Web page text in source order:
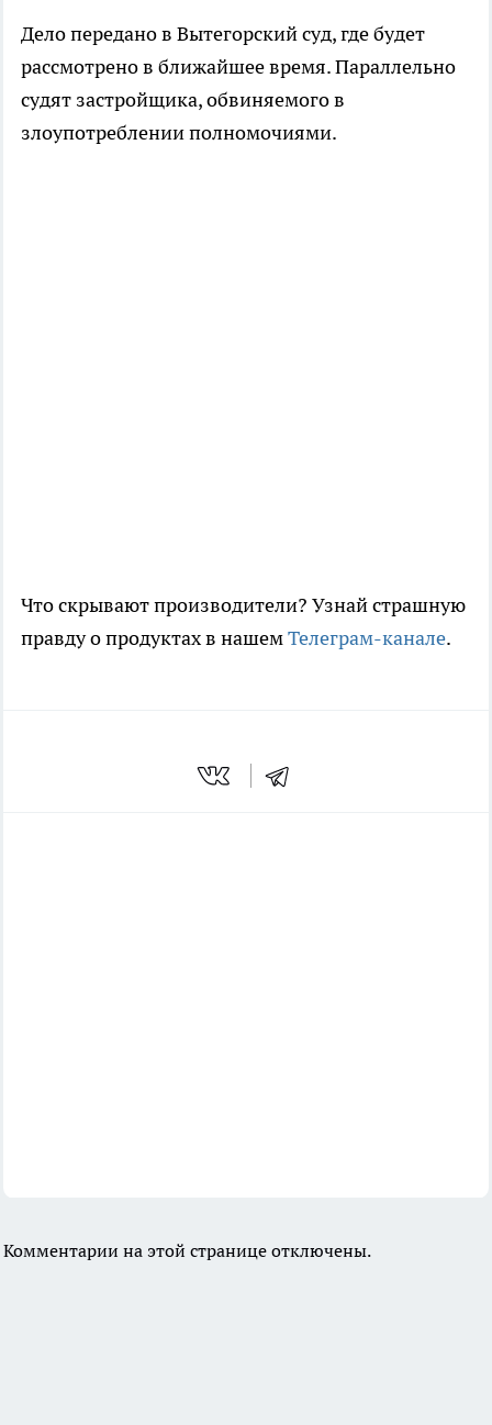
Дело передано в Вытегорский суд, где будет
рассмотрено в ближайшее время. Параллельно
судят застройщика, обвиняемого в
злоупотреблении полномочиями.
Что скрывают производители? Узнай страшную
правду о продуктах в нашемТелеграм-канале.
Комментарии на этой странице отключены.